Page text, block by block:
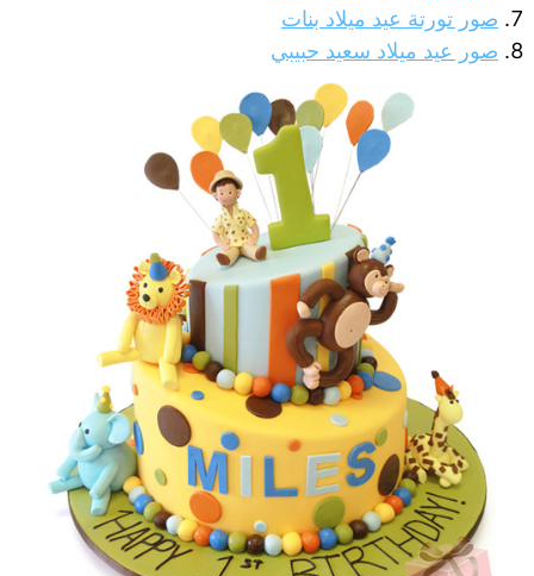
صور تورتة عيد ميلاد بنات
صور عيد ميلاد سعيد حبيبي